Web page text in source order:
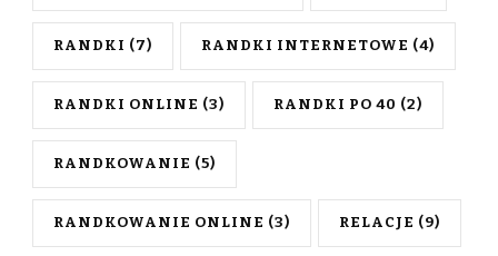
RANDKI (7) RANDKI INTERNETOWE (4)
RANDKI ONLINE (3) RANDKI PO 40 (2)
RANDKOWANIE (5)
RANDKOWANIE ONLINE (3) RELACJE (9)